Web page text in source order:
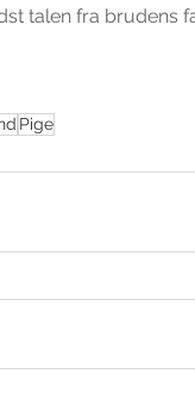
talen fra brudens
Pige